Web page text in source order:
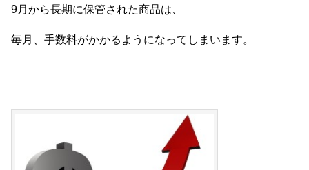
9月から長期に保管された商品は、
毎月、手数料がかかるようになってしまいます。